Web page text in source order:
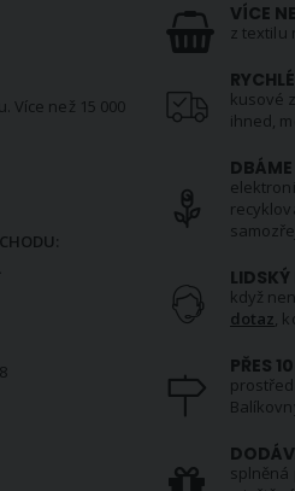
Více než 15 000
VÍCE
z textilu
kusové
ihned,
LIDSKÝ
když
dotaz,
PŘES
splněná